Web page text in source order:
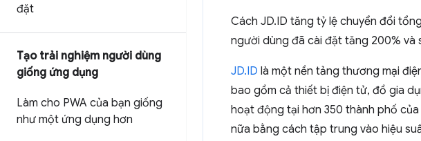
đặt
Tạo trải nghiệm người dùng
giống ứng dụng
Làm cho PWA của bạn giống
như một ứng dụng hơn
Cách JD.ID tăng tỷ lệ chuyển đổi
người dùng đã cài đặt tăng 200%
JD.ID là một nền tảng thương mại
bao gồm cả thiết bị điện tử, đồ gia
hoạt động tại hơn 350 thành phố
nữa bằng cách tập trung vào hiệu